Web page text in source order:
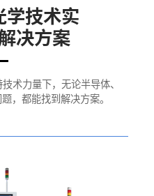
学技术实
决方案
术力量下，无论半导体、
，都能找到解决方案。